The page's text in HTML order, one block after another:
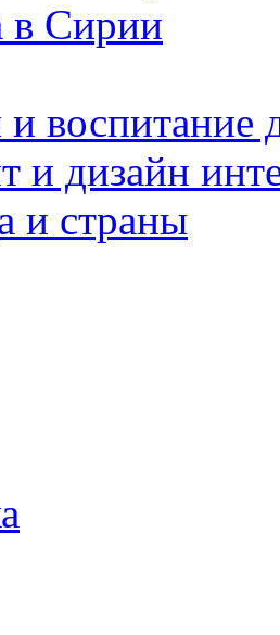
в Сирии
воспитание
и дизайн
и страны